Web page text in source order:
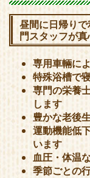
昼間に日帰り
門スタッフが真
専用車輛に
特殊浴槽で
専門の栄養
します
豊かな老後
運動機能低
います
血圧・体温
季節ごとの